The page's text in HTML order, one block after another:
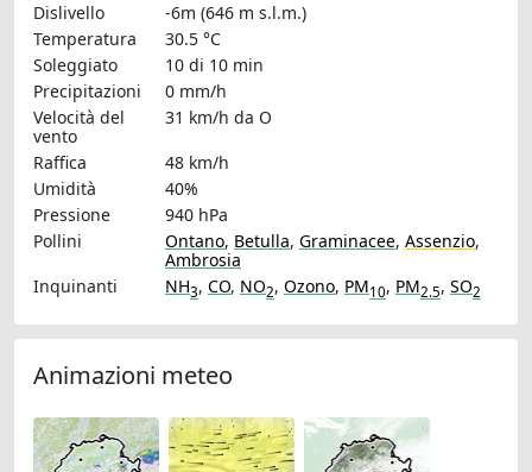
Dislivello
-6m (646 m s.l.m.)
Temperatura
30.5 °C
Soleggiato
10 di 10 min
Precipitazioni
0 mm/h
Velocità del
vento
31 km/h da O
Raffica
48 km/h
Umidità
40%
Pressione
940 hPa
Pollini
Ontano, Betulla, Graminacee, Assenzio,
Ambrosia
Inquinanti
NH3, CO, NO2, Ozono, PM10, PM2.5, SO2
Animazioni meteo